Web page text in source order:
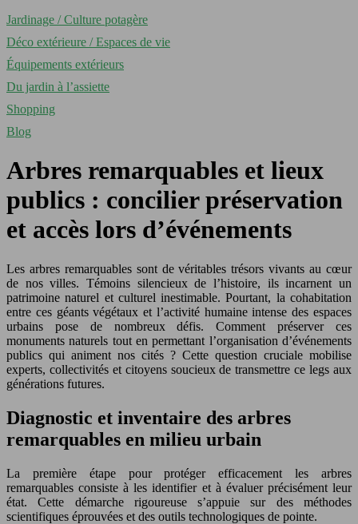
Jardinage / Culture potagère
Déco extérieure / Espaces de vie
Équipements extérieurs
Du jardin à l’assiette
Shopping
Blog
Arbres remarquables et lieux
publics : concilier préservation
et accès lors d’événements
Les arbres remarquables sont de véritables trésors vivants au cœur
de nos villes. Témoins silencieux de l’histoire, ils incarnent un
patrimoine naturel et culturel inestimable. Pourtant, la cohabitation
entre ces géants végétaux et l’activité humaine intense des espaces
urbains pose de nombreux défis. Comment préserver ces
monuments naturels tout en permettant l’organisation d’événements
publics qui animent nos cités ? Cette question cruciale mobilise
experts, collectivités et citoyens soucieux de transmettre ce legs aux
générations futures.
Diagnostic et inventaire des arbres
remarquables en milieu urbain
La première étape pour protéger efficacement les arbres
remarquables consiste à les identifier et à évaluer précisément leur
état. Cette démarche rigoureuse s’appuie sur des méthodes
scientifiques éprouvées et des outils technologiques de pointe.